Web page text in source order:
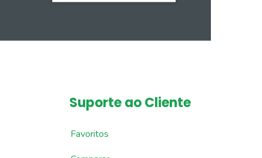
Suporte ao Cliente
Favoritos